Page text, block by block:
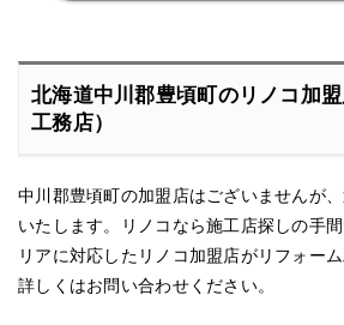
北海道中川郡豊頃町のリノコ加盟
工務店）
中川郡豊頃町の加盟店はございませんが
いたします。リノコなら施工店探しの手
リアに対応したリノコ加盟店がリフォーム
詳しくはお問い合わせください。